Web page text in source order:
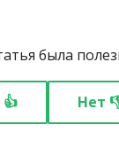
была
Нет